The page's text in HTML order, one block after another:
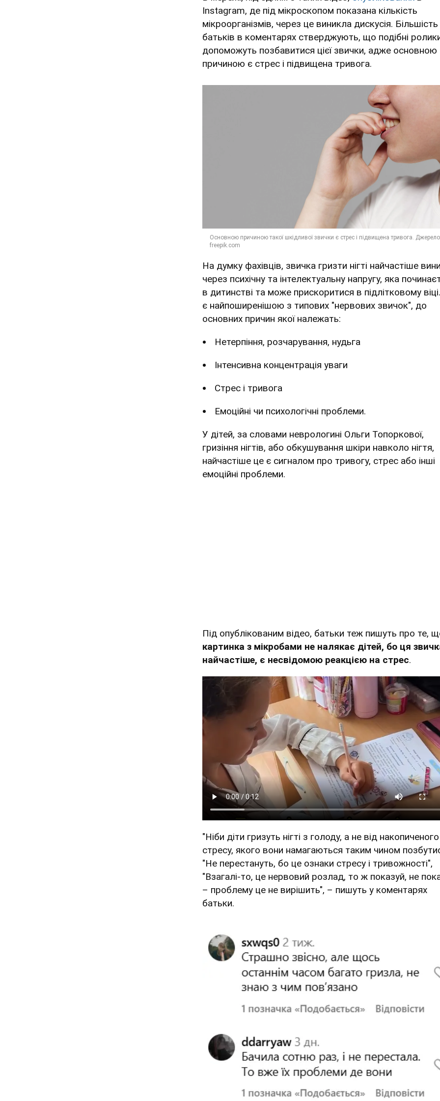
Instagram, де під мікроскопом показана кількість
мікроорганізмів, через це виникла дискусія. Більшість
батьків в коментарях стверджують, що подібні
допоможуть позбавитися цієї звички, адже основною
причиною є стрес і підвищена тривога.
На думку фахівців, звичка гризти нігті найчастіше
через психічну та інтелектуальну напругу, яка
в дитинстві та може прискоритися в підлітковому
є найпоширенішою з типових "нервових звичок", до
основних причин якої належать:
Нетерпіння, розчарування, нудьга
Інтенсивна концентрація уваги
Стрес і тривога
Емоційні чи психологічні проблеми.
У дітей, за словами неврологині Ольги Топоркової,
гризіння нігтів, або обкушування шкіри навколо нігтя,
найчастіше це є сигналом про тривогу, стрес або інші
емоційні проблеми.
Під опублікованим відео, батьки теж пишуть про те,
картинка з мікробами не налякає дітей, бо ця
найчастіше, є несвідомою реакцією на стрес.
"Ніби діти гризуть нігті з голоду, а не від накопиченого
стресу, якого вони намагаються таким чином
"Не перестануть, бо це ознаки стресу і тривожності",
"Взагалі-то, це нервовий розлад, то ж показуй, не
– проблему це не вирішить", – пишуть у коментарях
батьки.